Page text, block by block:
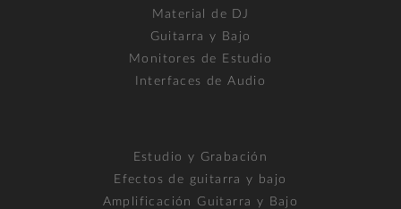
Material de DJ
Guitarra y Bajo
Monitores de Estudio
Interfaces de Audio
Estudio y Grabación
Efectos de guitarra y bajo
Amplificación Guitarra y Bajo